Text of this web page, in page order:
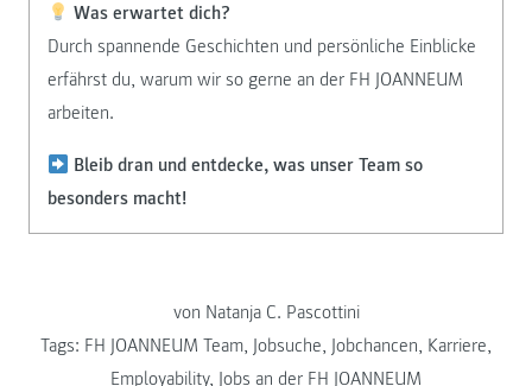
Was erwartet dich?
Durch spannende Geschichten und persönliche Einblicke
erfährst du, warum wir so gerne an der FH JOANNEUM
arbeiten.
Bleib dran und entdecke, was unser Team so
besonders macht!
von Natanja C. Pascottini
Tags: FH JOANNEUM Team, Jobsuche, Jobchancen, Karriere,
Employability, Jobs an der FH JOANNEUM